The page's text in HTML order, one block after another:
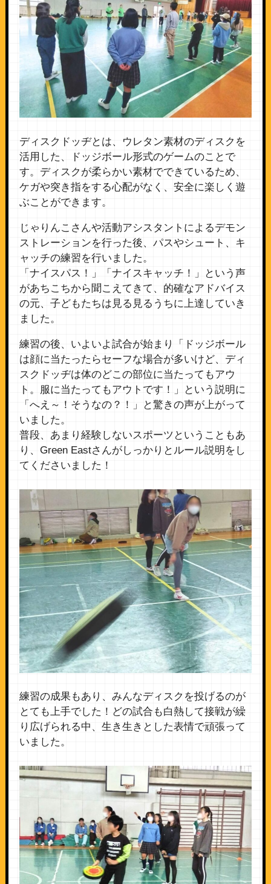
ディスクドッヂとは、ウレタン素材のディスクを
活用した、ドッジボール形式のゲームのことで
す。ディスクが柔らかい素材でできているため、
ケガや突き指をする心配がなく、安全に楽しく遊
ぶことができます。
じゃりんこさんや活動アシスタントによるデモン
ストレーションを行った後、パスやシュート、キ
ャッチの練習を行いました。
「ナイスパス！」「ナイスキャッチ！」という声
があちこちから聞こえてきて、的確なアドバイス
の元、子どもたちは見る見るうちに上達していき
ました。
練習の後、いよいよ試合が始まり「ドッジボール
は顔に当たったらセーフな場合が多いけど、ディ
スクドッヂは体のどこの部位に当たってもアウ
ト。服に当たってもアウトです！」という説明に
「へえ～！そうなの？！」と驚きの声が上がって
いました。
普段、あまり経験しないスポーツということもあ
り、Green Eastさんがしっかりとルール説明をし
てくださいました！
練習の成果もあり、みんなディスクを投げるのが
とても上手でした！どの試合も白熱して接戦が繰
り広げられる中、生き生きとした表情で頑張って
いました。